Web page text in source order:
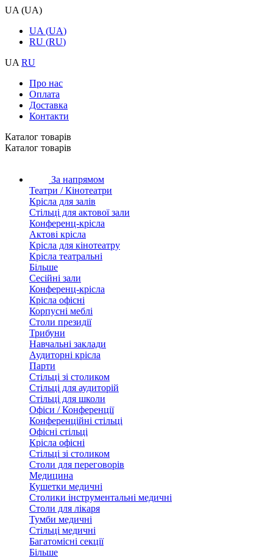
UA (UA)
UA (UA)
RU (RU)
UA RU
Про нас
Оплата
Доставка
Контакти
Каталог товарiв
Каталог товарiв
За напрямом
Театри / Кінотеатри
Крісла для залів
Стільці для актової зали
Конференц-крісла
Актові крісла
Крісла для кінотеатру
Крісла театральні
Більше
Сесійні зали
Конференц-крісла
Крісла офісні
Корпусні меблі
Столи президії
Трибуни
Навчальні заклади
Аудиторні крісла
Парти
Стільці зі столиком
Стільці для аудиторій
Стільці для школи
Офіси / Конференції
Конференційні стільці
Офісні стільці
Крісла офісні
Стільці зі столиком
Столи для переговорів
Медицина
Кушетки медичні
Столики інструментальні медичні
Столи для лікаря
Тумби медичні
Стільці медичні
Багатомісні секції
Більше